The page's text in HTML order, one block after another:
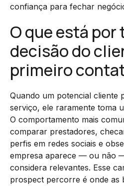
confiança para fechar
O que está por
decisão do
primeiro
Quando um potencial cliente
serviço, ele raramente toma
O comportamento mais
comparar prestadores,
perfis em redes sociais e
empresa aparece — ou não
considera relevantes. Esse
prospect percorre é onde as